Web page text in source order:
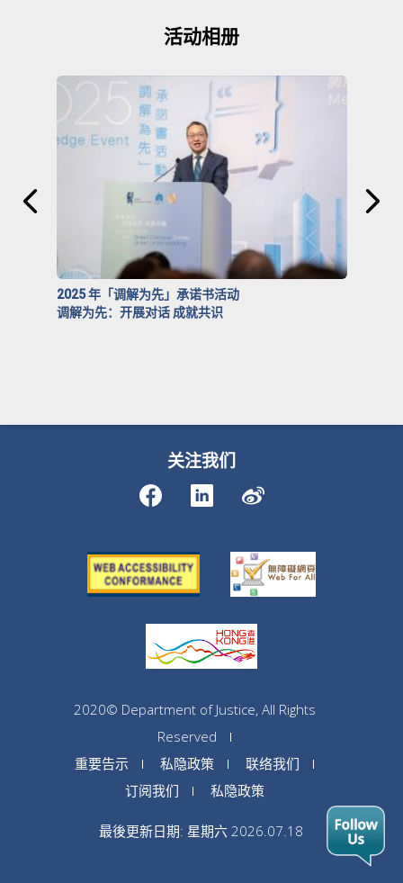
活动相册
2025 年「调解为先」承诺书活动
调解为先：开展对话 成就共识
关注我们
2020© Department of Justice, All Rights
Reserved
重要告示
私隐政策
联络我们
订阅我们
私隐政策
最後更新日期: 星期六 2026.07.18